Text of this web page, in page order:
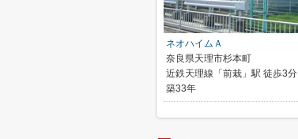
ネオハイムＡ
奈良県天理市杉本町
近鉄天理線「前栽」駅 徒歩3分
築33年